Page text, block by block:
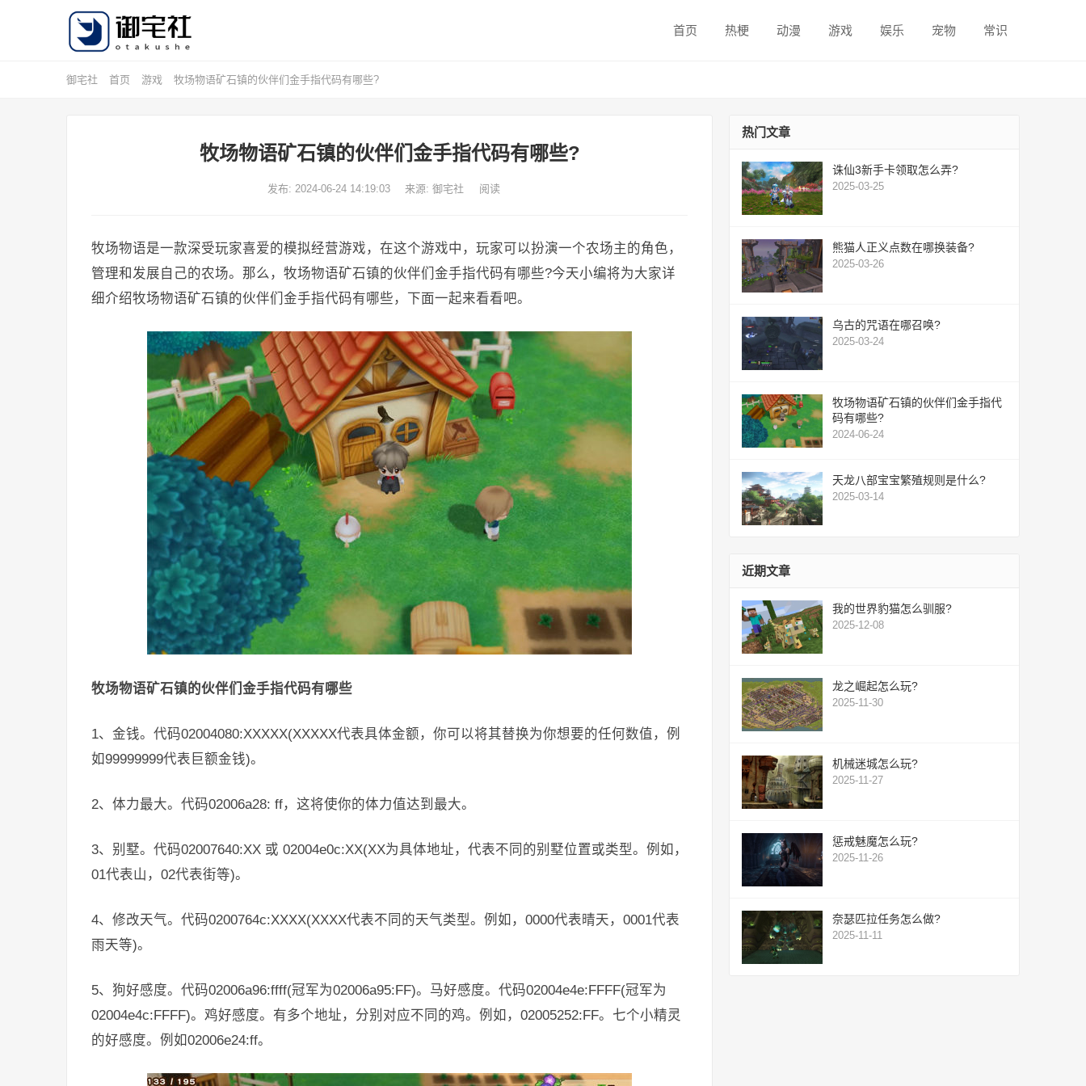
首页 热梗 动漫 游戏 娱乐 宠物 常识
御宅社 首页 游戏 牧场物语矿石镇的伙伴们金手指代码有哪些?
牧场物语矿石镇的伙伴们金手指代码有哪些?
发布: 2024-06-24 14:19:03 来源: 御宅社 阅读
牧场物语是一款深受玩家喜爱的模拟经营游戏，在这个游戏中，玩家可以扮演一个农场主的角色，
管理和发展自己的农场。那么，牧场物语矿石镇的伙伴们金手指代码有哪些?今天小编将为大家详
细介绍牧场物语矿石镇的伙伴们金手指代码有哪些，下面一起来看看吧。
牧场物语矿石镇的伙伴们金手指代码有哪些
1、金钱。代码02004080:XXXXX(XXXXX代表具体金额，你可以将其替换为你想要的任何数值，例
如99999999代表巨额金钱)。
2、体力最大。代码02006a28: ff，这将使你的体力值达到最大。
3、别墅。代码02007640:XX 或 02004e0c:XX(XX为具体地址，代表不同的别墅位置或类型。例如，
01代表山，02代表街等)。
4、修改天气。代码0200764c:XXXX(XXXX代表不同的天气类型。例如，0000代表晴天，0001代表
雨天等)。
5、狗好感度。代码02006a96:ffff(冠军为02006a95:FF)。马好感度。代码02004e4e:FFFF(冠军为
02004e4c:FFFF)。鸡好感度。有多个地址，分别对应不同的鸡。例如，02005252:FF。七个小精灵
的好感度。例如02006e24:ff。
热门文章
诛仙3新手卡领取怎么弄?
2025-03-25
熊猫人正义点数在哪换装备?
2025-03-26
乌古的咒语在哪召唤?
2025-03-24
牧场物语矿石镇的伙伴们金手指代
码有哪些?
2024-06-24
天龙八部宝宝繁殖规则是什么?
2025-03-14
近期文章
我的世界豹猫怎么驯服?
2025-12-08
龙之崛起怎么玩?
2025-11-30
机械迷城怎么玩?
2025-11-27
惩戒魅魔怎么玩?
2025-11-26
奈瑟匹拉任务怎么做?
2025-11-11